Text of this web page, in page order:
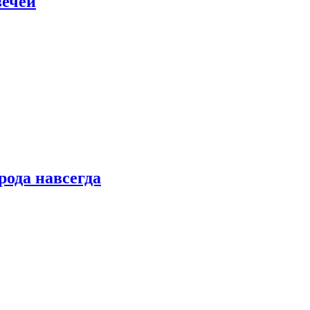
навсегда